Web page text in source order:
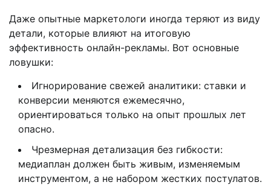
Даже опытные маркетологи иногда теряют из виду
детали, которые влияют на итоговую
эффективность онлайн-рекламы. Вот основные
ловушки:
Игнорирование свежей аналитики: ставки и
конверсии меняются ежемесячно,
ориентироваться только на опыт прошлых лет
опасно.
Чрезмерная детализация без гибкости:
медиаплан должен быть живым, изменяемым
инструментом, а не набором жестких постулатов.